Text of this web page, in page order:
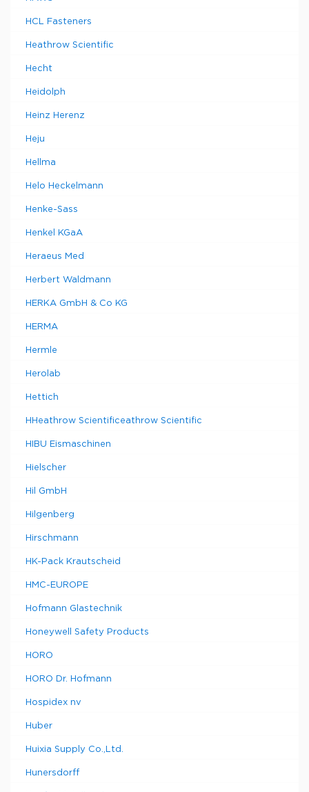
HCL Fasteners
Heathrow Scientific
Hecht
Heidolph
Heinz Herenz
Heju
Hellma
Helo Heckelmann
Henke-Sass
Henkel KGaA
Heraeus Med
Herbert Waldmann
HERKA GmbH & Co KG
HERMA
Hermle
Herolab
Hettich
HHeathrow Scientificeathrow Scientific
HIBU Eismaschinen
Hielscher
Hil GmbH
Hilgenberg
Hirschmann
HK-Pack Krautscheid
HMC-EUROPE
Hofmann Glastechnik
Honeywell Safety Products
HORO
HORO Dr. Hofmann
Hospidex nv
Huber
Huixia Supply Co.,Ltd.
Hunersdorff